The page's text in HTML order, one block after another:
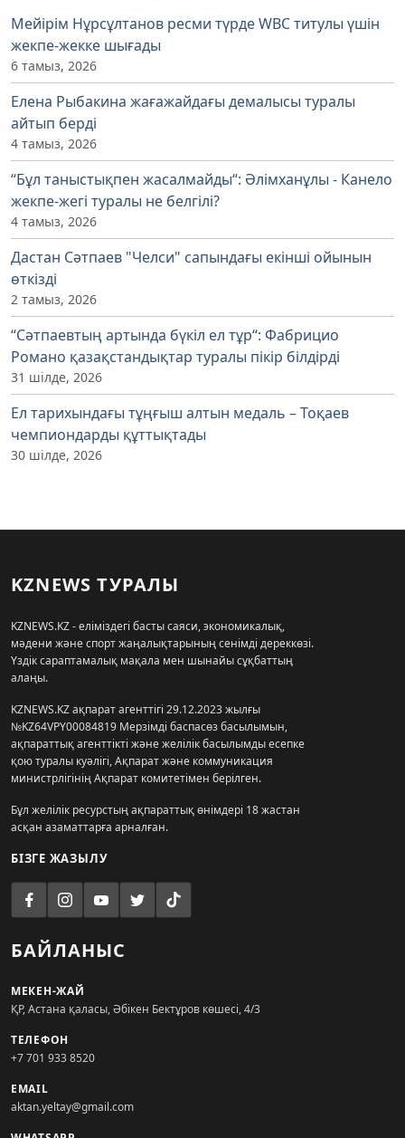
Мейірім Нұрсұлтанов ресми түрде WBC титулы үшін
жекпе-жекке шығады
6 тамыз, 2026
Елена Рыбакина жағажайдағы демалысы туралы
айтып берді
4 тамыз, 2026
“Бұл таныстықпен жасалмайды“: Әлімханұлы - Канело
жекпе-жегі туралы не белгілі?
4 тамыз, 2026
Дастан Сәтпаев "Челси" сапындағы екінші ойынын
өткізді
2 тамыз, 2026
“Сәтпаевтың артында бүкіл ел тұр“: Фабрицио
Романо қазақстандықтар туралы пікір білдірді
31 шілде, 2026
Ел тарихындағы тұңғыш алтын медаль – Тоқаев
чемпиондарды құттықтады
30 шілде, 2026
KZNEWS ТУРАЛЫ
KZNEWS.KZ - еліміздегі басты саяси, экономикалық,
мәдени және спорт жаңалықтарының сенімді дереккөзі.
Үздік сараптамалық мақала мен шынайы сұқбаттың
алаңы.
KZNEWS.KZ ақпарат агенттігі 29.12.2023 жылғы
№KZ64VPY00084819 Мерзімді баспасөз басылымын,
ақпараттық агенттікті және желілік басылымды есепке
қою туралы куәлігі, Ақпарат және коммуникация
министрлігінің Ақпарат комитетімен берілген.
Бұл желілік ресурстың ақпараттық өнімдері 18 жастан
асқан азаматтарға арналған.
БІЗГЕ ЖАЗЫЛУ
БАЙЛАНЫС
МЕКЕН-ЖАЙ
ҚР, Астана қаласы, Әбікен Бектұров көшесі, 4/3
ТЕЛЕФОН
+7 701 933 8520
EMAIL
aktan.yeltay@gmail.com